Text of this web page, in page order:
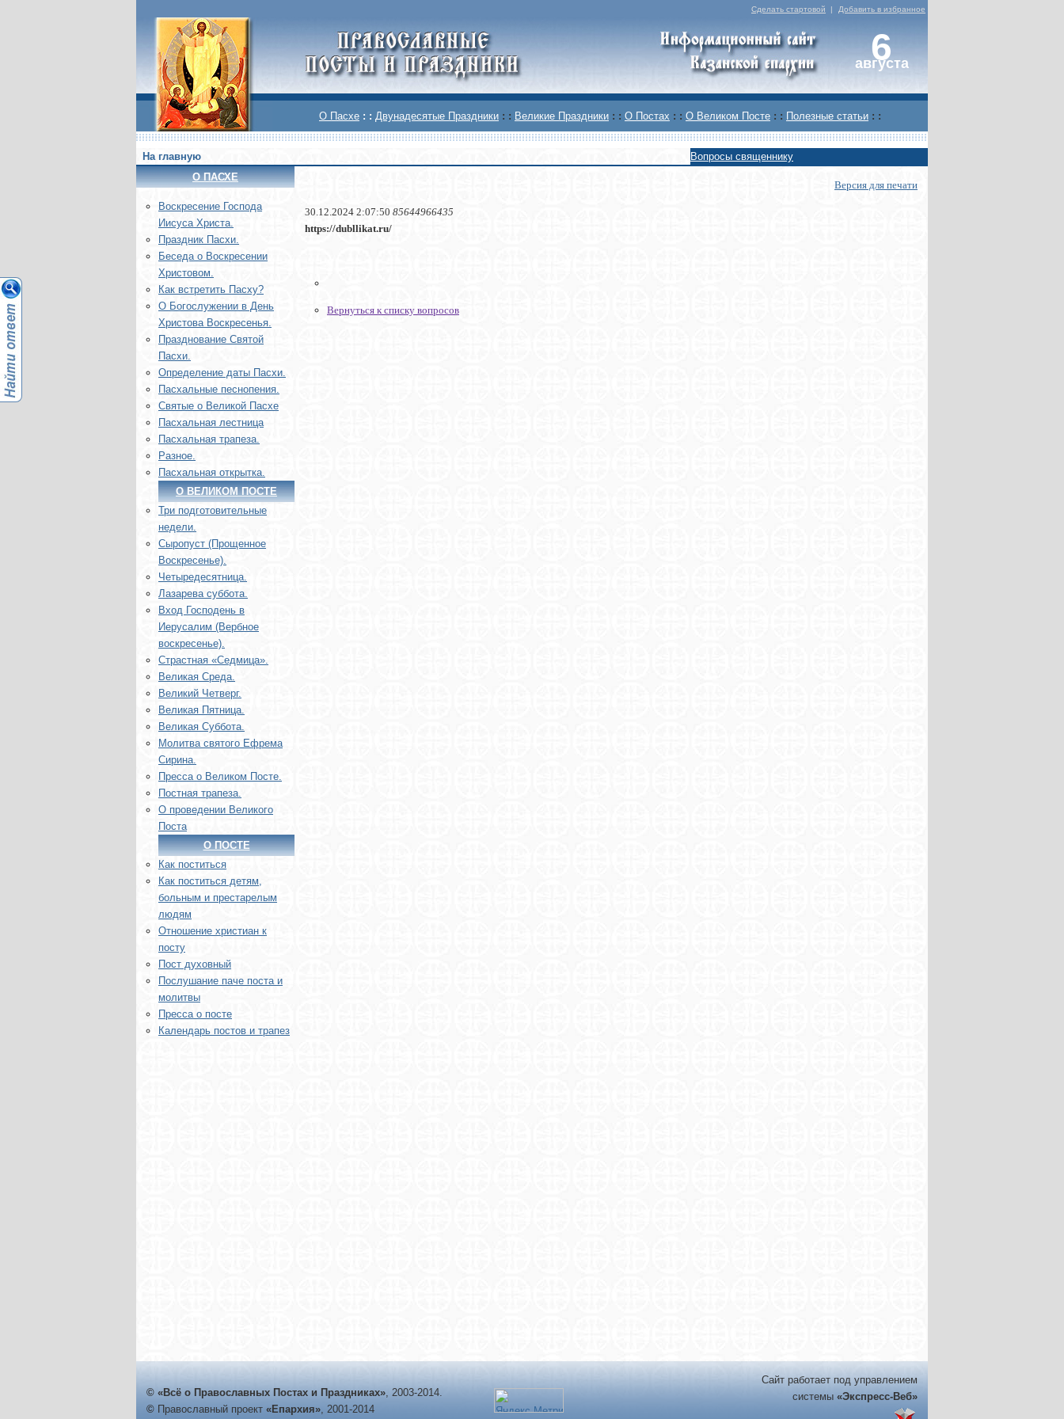
Сделать стартовой | Добавить в избранное
6
августа
О Пасхе : : Двунадесятые Праздники : : Великие Праздники : : О Постах : : О Великом Посте : : Полезные статьи : :
На главную
Вопросы священнику
О ПАСХЕ
Воскреcение Господа
Иисуса Христа.
Праздник Пасхи.
Беседа о Воскресении
Христовом.
Как встретить Пасху?
О Богослужении в День
Христова Воскресенья.
Празднование Святой
Пасхи.
Определение даты Пасхи.
Пасхальные песнопения.
Святые о Великой Пасхе
Пасхальная лестница
Пасхальная трапеза.
Разное.
Пасхальная открытка.
О ВЕЛИКОМ ПОСТЕ
Три подготовительные
недели.
Сыропуст (Прощенное
Воскресенье).
Четыредесятница.
Лазарева суббота.
Вход Господень в
Иерусалим (Вербное
воскресенье).
Страстная «Седмица».
Великая Среда.
Великий Четверг.
Великая Пятница.
Великая Суббота.
Молитва святого Ефрема
Сирина.
Пресса о Великом Посте.
Постная трапеза.
О проведении Великого
Поста
О ПОСТЕ
Как поститься
Как поститься детям,
больным и престарелым
людям
Отношение христиан к
посту
Пост духовный
Послушание паче поста и
молитвы
Пресса о посте
Календарь постов и трапез
Версия для печати
30.12.2024 2:07:50 85644966435
https://dubllikat.ru/
Вернуться к списку вопросов
© «Всё о Православных Постах и Праздниках», 2003-2014.
© Православный проект «Епархия», 2001-2014
Сайт работает под управлением
системы «Экспресс-Веб»